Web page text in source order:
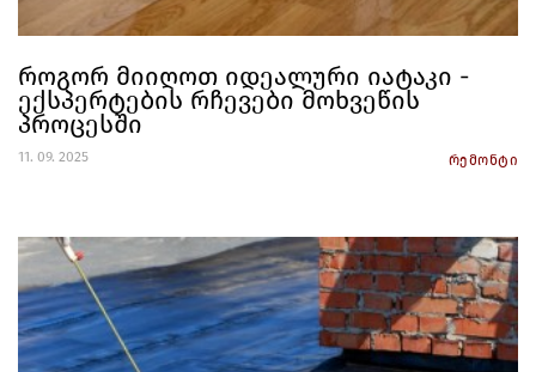
როგორ მიიღოთ იდეალური იატაკი -
ექსპერტების რჩევები მოხვეწის
პროცესში
11. 09. 2025 რემონტი